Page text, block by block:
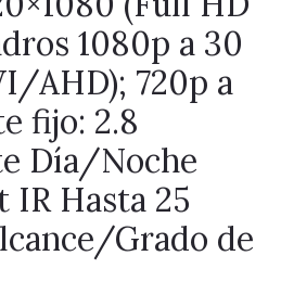
1080p a 30
AHD); 720p a
fijo: 2.8
Día/Noche
Hasta 25
Grado de